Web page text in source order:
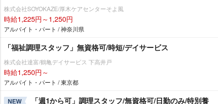
株式会社SOYOKAZE/厚木ケアセンターそよ風
時給1,225円～1,250円
アルバイト・パート / 神奈川県
「福祉調理スタッフ」無資格可/時短/デイサービス
株式会社達富/鶴亀デイサービス 下高井戸
時給1,250円～
アルバイト・パート / 東京都
NEW
「週1から可」調理スタッフ/無資格可/日勤のみ/特別養